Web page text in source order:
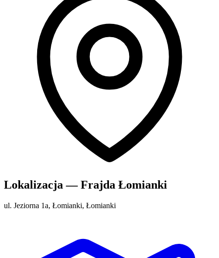
Lokalizacja — Frajda Łomianki
ul. Jeziorna 1a, Łomianki, Łomianki